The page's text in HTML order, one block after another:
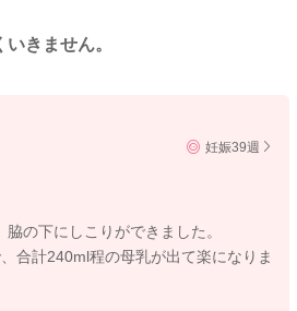
きません。
妊娠39週
の下にしこりができました。
合計240ml程の母乳が出て楽になりま